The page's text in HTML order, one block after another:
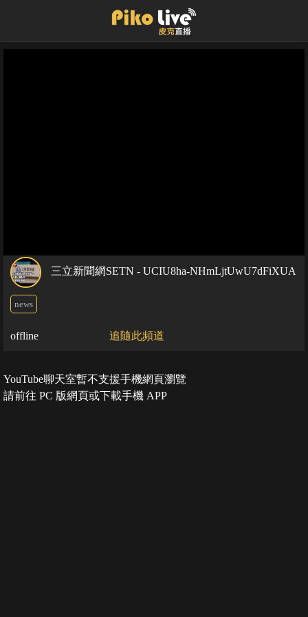
三立新聞網SETN - UCIU8ha-NHmLjtUwU7dFiXUA
news
offline 追隨此頻道
YouTube聊天室暫不支援手機網頁瀏覽
請前往 PC 版網頁或下載手機 APP